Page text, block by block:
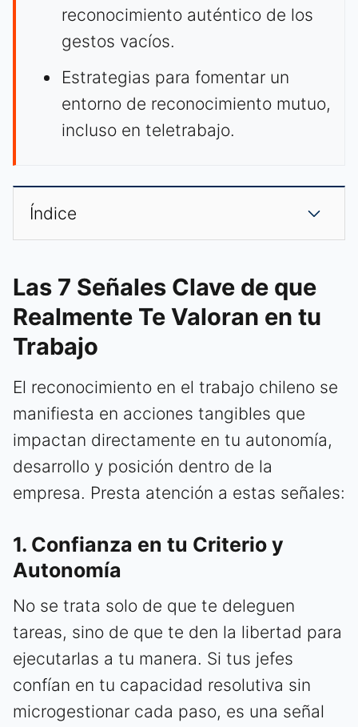
reconocimiento auténtico de los
gestos vacíos.
Estrategias para fomentar un
entorno de reconocimiento mutuo,
incluso en teletrabajo.
Índice
Las 7 Señales Clave de que
Realmente Te Valoran en tu
Trabajo
El reconocimiento en el trabajo chileno se
manifiesta en acciones tangibles que
impactan directamente en tu autonomía,
desarrollo y posición dentro de la
empresa. Presta atención a estas señales:
1. Confianza en tu Criterio y
Autonomía
No se trata solo de que te deleguen
tareas, sino de que te den la libertad para
ejecutarlas a tu manera. Si tus jefes
confían en tu capacidad resolutiva sin
microgestionar cada paso, es una señal